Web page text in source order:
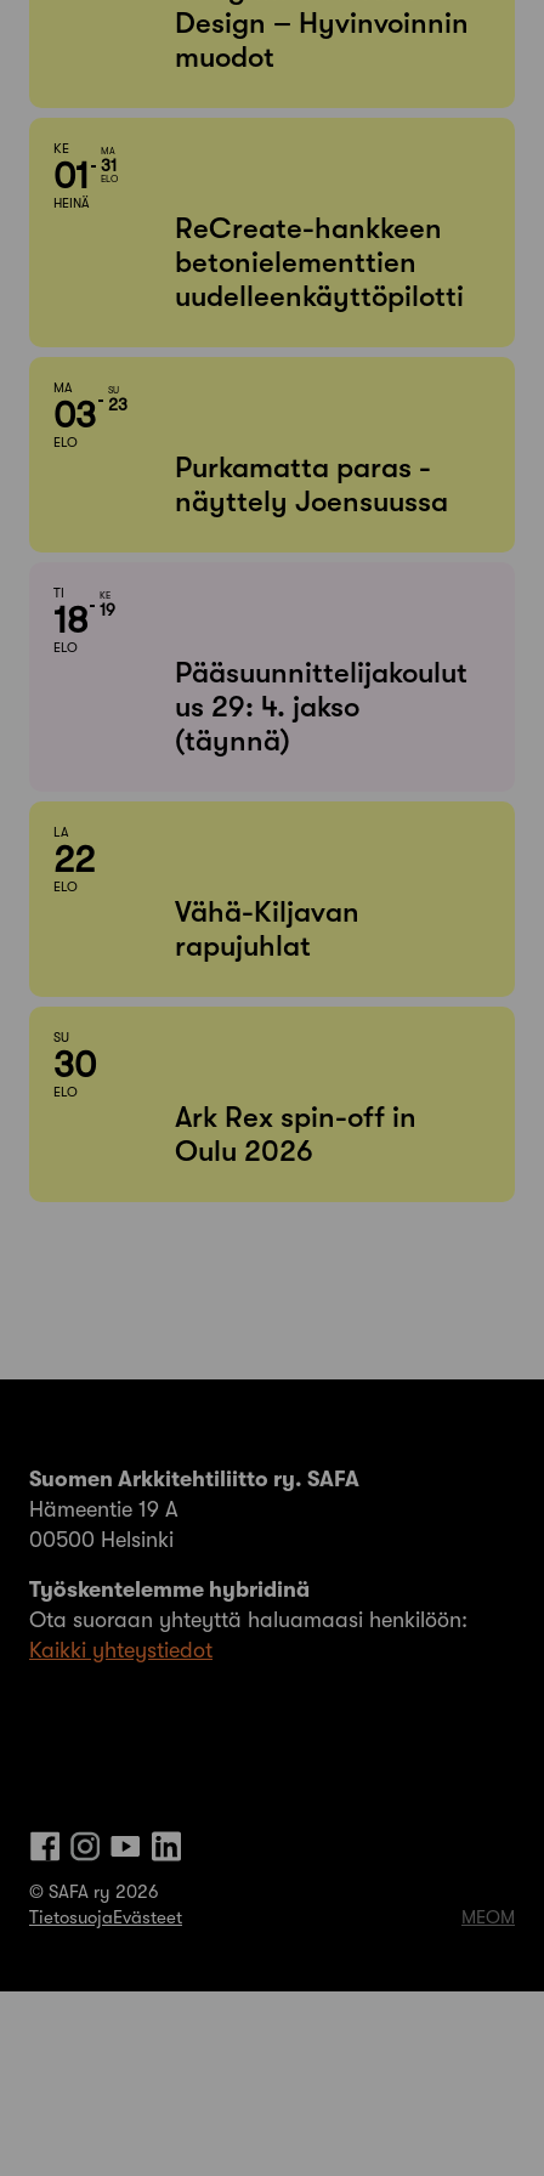
Design – Hyvinvoinnin
muodot
KE
01
HEINÄ
MA
31
ELO
ReCreate-hankkeen
betonielementtien
uudelleenkäyttöpilotti
MA
03
ELO
SU
23
Purkamatta paras -
näyttely Joensuussa
TI
18
ELO
KE
19
Pääsuunnittelijakoulut
us 29: 4. jakso
(täynnä)
LA
22
ELO
Vähä-Kiljavan
rapujuhlat
SU
30
ELO
Ark Rex spin-off in
Oulu 2026
Suomen Arkkitehtiliitto ry. SAFA
Hämeentie 19 A
00500 Helsinki
Työskentelemme hybridinä
Ota suoraan yhteyttä haluamaasi henkilöön:
Kaikki yhteystiedot
© SAFA ry 2026
TietosuojaEvästeet MEOM